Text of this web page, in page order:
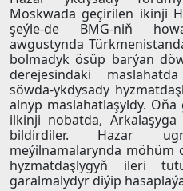
Moskwada geçirilen ikinji
şeýle-de BMG-niň
awgustynda
bolmadyk ösüp barýan
derejesindäki
söwda-ykdysady
alnyp maslahatlaşyldy.
ilkinji nobatda,
bildirdiler. Hazar
meýilnamalarynda möhüm
hyzmatdaşlygyň ileri
garalmalydyr diýip